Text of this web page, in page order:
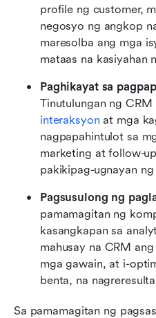
profile ng customer,
negosyo ng angkop
maresolba ang mga
mataas na kasiyahan
Paghikayat sa
Tinutulungan ng
interaksyon at mga
nagpapahintulot sa
marketing at follow-
pakikipag-ugnayan
Pagsusulong ng
pamamagitan ng
kasangkapan sa
mahusay na CRM
mga gawain, at i-
benta, na
Sa pamamagitan ng